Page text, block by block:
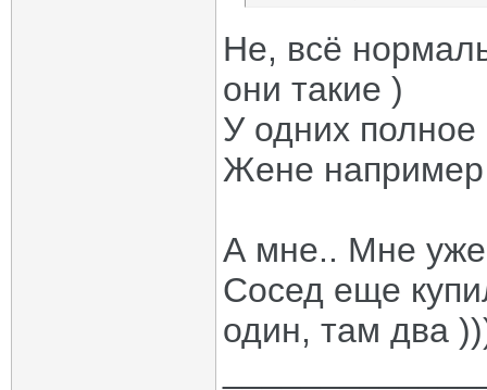
Не, всё
они такие )
У одних полное
Жене например
А мне.. Мне
Сосед еще
один, там два